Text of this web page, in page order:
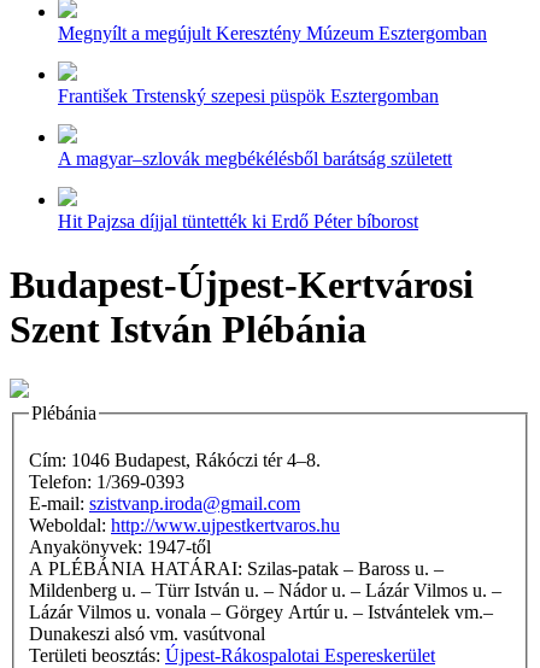
Megnyílt a megújult Keresztény Múzeum Esztergomban
František Trstenský szepesi püspök Esztergomban
A magyar–szlovák megbékélésből barátság született
Hit Pajzsa díjjal tüntették ki Erdő Péter bíborost
Budapest-Újpest-Kertvárosi
Szent István Plébánia
Plébánia
Cím: 1046 Budapest, Rákóczi tér 4–8.
Telefon: 1/369-0393
E-mail: szistvanp.iroda@gmail.com
Weboldal: http://www.ujpestkertvaros.hu
Anyakönyvek: 1947-től
A PLÉBÁNIA HATÁRAI: Szilas-patak – Baross u. –
Mildenberg u. – Türr István u. – Nádor u. – Lázár Vilmos u. –
Lázár Vilmos u. vonala – Görgey Artúr u. – Istvántelek vm.–
Dunakeszi alsó vm. vasútvonal
Területi beosztás: Újpest-Rákospalotai Espereskerület